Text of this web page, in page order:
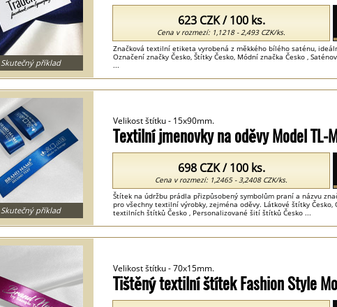
Značková textilní etiketa vyrobená z měkkého bílého saténu,
Označení značky Česko, Štítky Česko, Módní značka Česko ,
...
623 CZK / 100 ks.
Cena v rozmezí: 1,1218 - 2,493 CZK/ks.
Skutečný příklad
Textilní jmenovky na oděvy Model TL-
Velikost štítku - 15x90mm.
Štítek na údržbu prádla přizpůsobený symbolům praní a názvu
pro všechny textilní výrobky, zejména oděvy. Látkové štítky Česko,
textilních štítků Česko , Personalizované šití štítků Česko ...
698 CZK / 100 ks.
Cena v rozmezí: 1,2465 - 3,2408 CZK/ks.
Skutečný příklad
Tištěný textilní štítek Fashion Style
Velikost štítku - 70x15mm.